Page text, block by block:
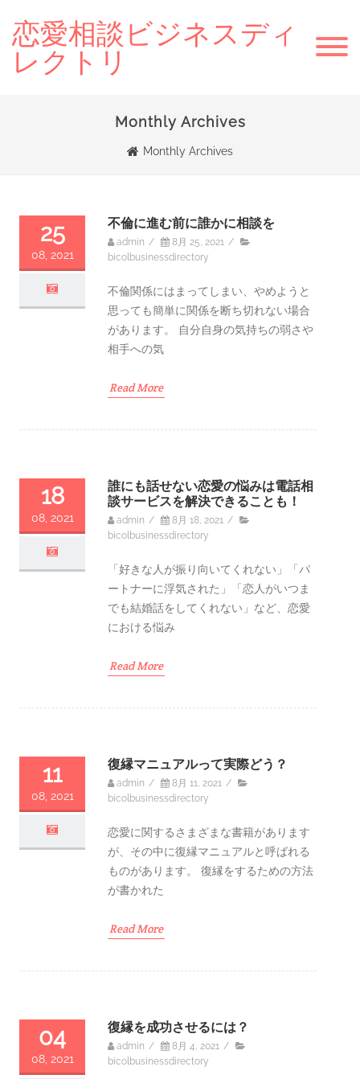
恋愛相談ビジネスディ
レクトリ
Monthly Archives
Monthly Archives
25
08, 2021
不倫に進む前に誰かに相談を
admin / 8月 25, 2021 /
bicolbusinessdirectory
不倫関係にはまってしまい、やめようと
思っても簡単に関係を断ち切れない場合
があります。 自分自身の気持ちの弱さや
相手への気
Read More
18
08, 2021
誰にも話せない恋愛の悩みは電話相
談サービスを解決できることも！
admin / 8月 18, 2021 /
bicolbusinessdirectory
「好きな人が振り向いてくれない」「パ
ートナーに浮気された」「恋人がいつま
でも結婚話をしてくれない」など、恋愛
における悩み
Read More
11
08, 2021
復縁マニュアルって実際どう？
admin / 8月 11, 2021 /
bicolbusinessdirectory
恋愛に関するさまざまな書籍があります
が、その中に復縁マニュアルと呼ばれる
ものがあります。 復縁をするための方法
が書かれた
Read More
04
08, 2021
復縁を成功させるには？
admin / 8月 4, 2021 /
bicolbusinessdirectory